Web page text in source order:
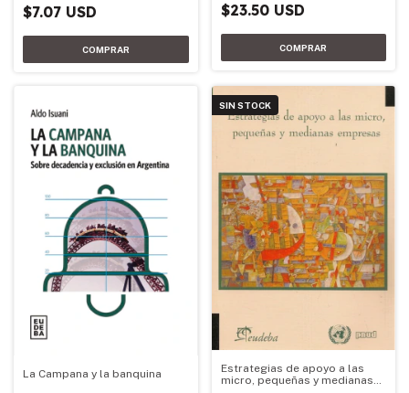
$7.07 USD $23.50 USD
La Campana y la banquina
SIN STOCK
Estrategias de apoyo a las
micro, pequeñas y medianas